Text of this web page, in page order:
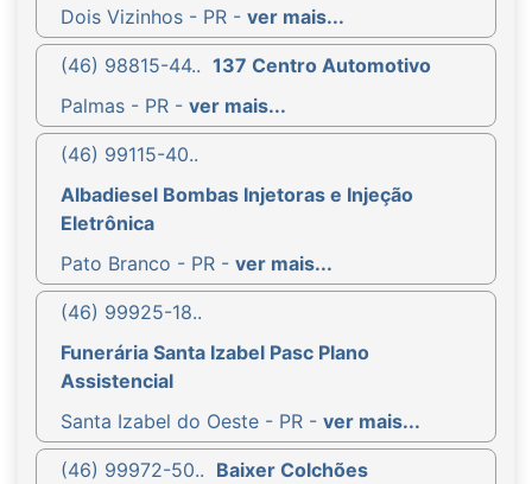
Dois Vizinhos - PR - ver mais...
(46) 98815-44.. 137 Centro Automotivo
Palmas - PR - ver mais...
(46) 99115-40..
Albadiesel Bombas Injetoras e Injeção
Eletrônica
Pato Branco - PR - ver mais...
(46) 99925-18..
Funerária Santa Izabel Pasc Plano
Assistencial
Santa Izabel do Oeste - PR - ver mais...
(46) 99972-50.. Baixer Colchões